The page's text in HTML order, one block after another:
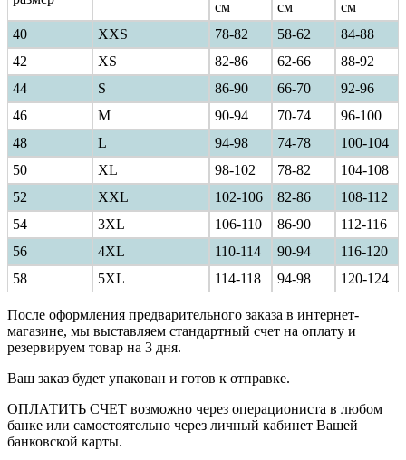
см см
см
40
ХXS 78-82 58-62
84-88
42
XS 82-86 62-66
88-92
44
S 86-90 66-70
92-96
46
M 90-94 70-74
96-100
48
L 94-98 74-78
100-104
50
XL 98-102 78-82
104-108
52
XXL 102-106 82-86
108-112
54
3XL 106-110 86-90
112-116
56
4XL 110-114 90-94
116-120
58
5XL 114-118 94-98 120-124
После оформления предварительного заказа в интернет-
магазине, мы выставляем стандартный счет на оплату и
резервируем товар на 3 дня.
Ваш заказ будет упакован и готов к отправке.
ОПЛАТИТЬ СЧЕТ возможно через операциониста в любом
банке или самостоятельно через личный кабинет Вашей
банковской карты.